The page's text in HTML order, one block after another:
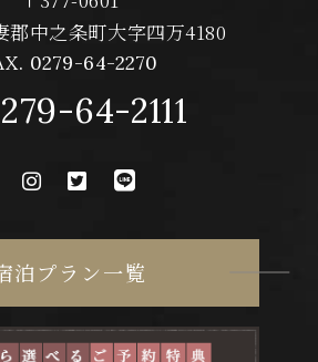
郡中之条町大字四万4180
0279-64-2270
64-2111
泊プラン一覧